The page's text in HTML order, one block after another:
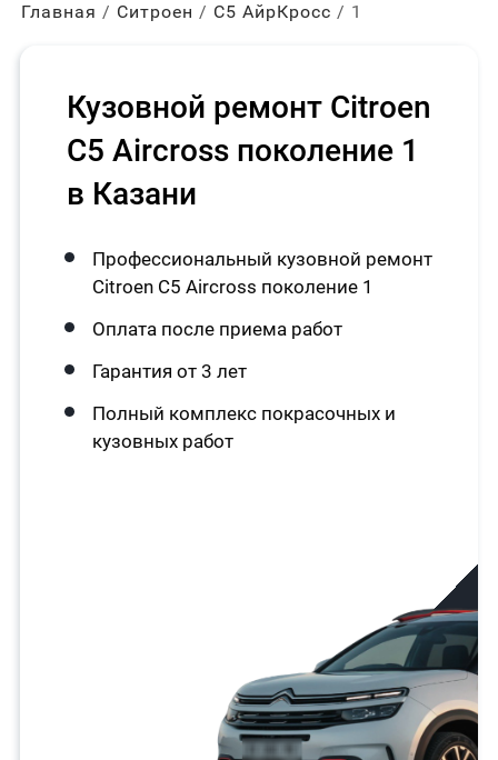
Главная Ситроен С5 АйрКросс 1
Кузовной ремонт Citroen
C5 Aircross поколение 1
в Казани
Профессиональный кузовной ремонт
Citroen C5 Aircross поколение 1
Оплата после приема работ
Гарантия от 3 лет
Полный комплекс покрасочных и
кузовных работ